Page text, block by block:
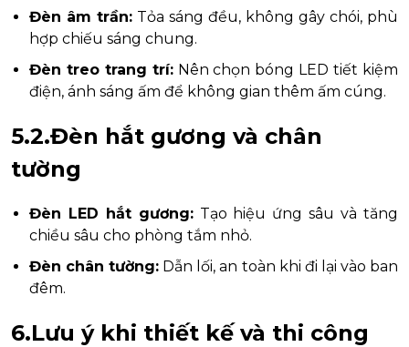
Đèn âm trần: Tỏa sáng đều, không gây chói, phù
hợp chiếu sáng chung.
Đèn treo trang trí:Nên chọn bóng LED tiết kiệm
điện, ánh sáng ấm để không gian thêm ấm cúng.
5.2.Đèn hắt gương và chân
tường
Đèn LED hắt gương:Tạo hiệu ứng sâu và tăng
chiều sâu cho phòng tắm nhỏ.
Đèn chân tường: Dẫn lối, an toàn khi đi lại vào ban
đêm.
6.Lưu ý khi thiết kế và thi công